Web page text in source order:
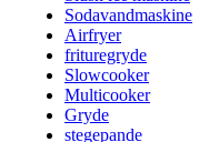
Sodavandmaskine
Airfryer
frituregryde
Slowcooker
Multicooker
Gryde
stegepande